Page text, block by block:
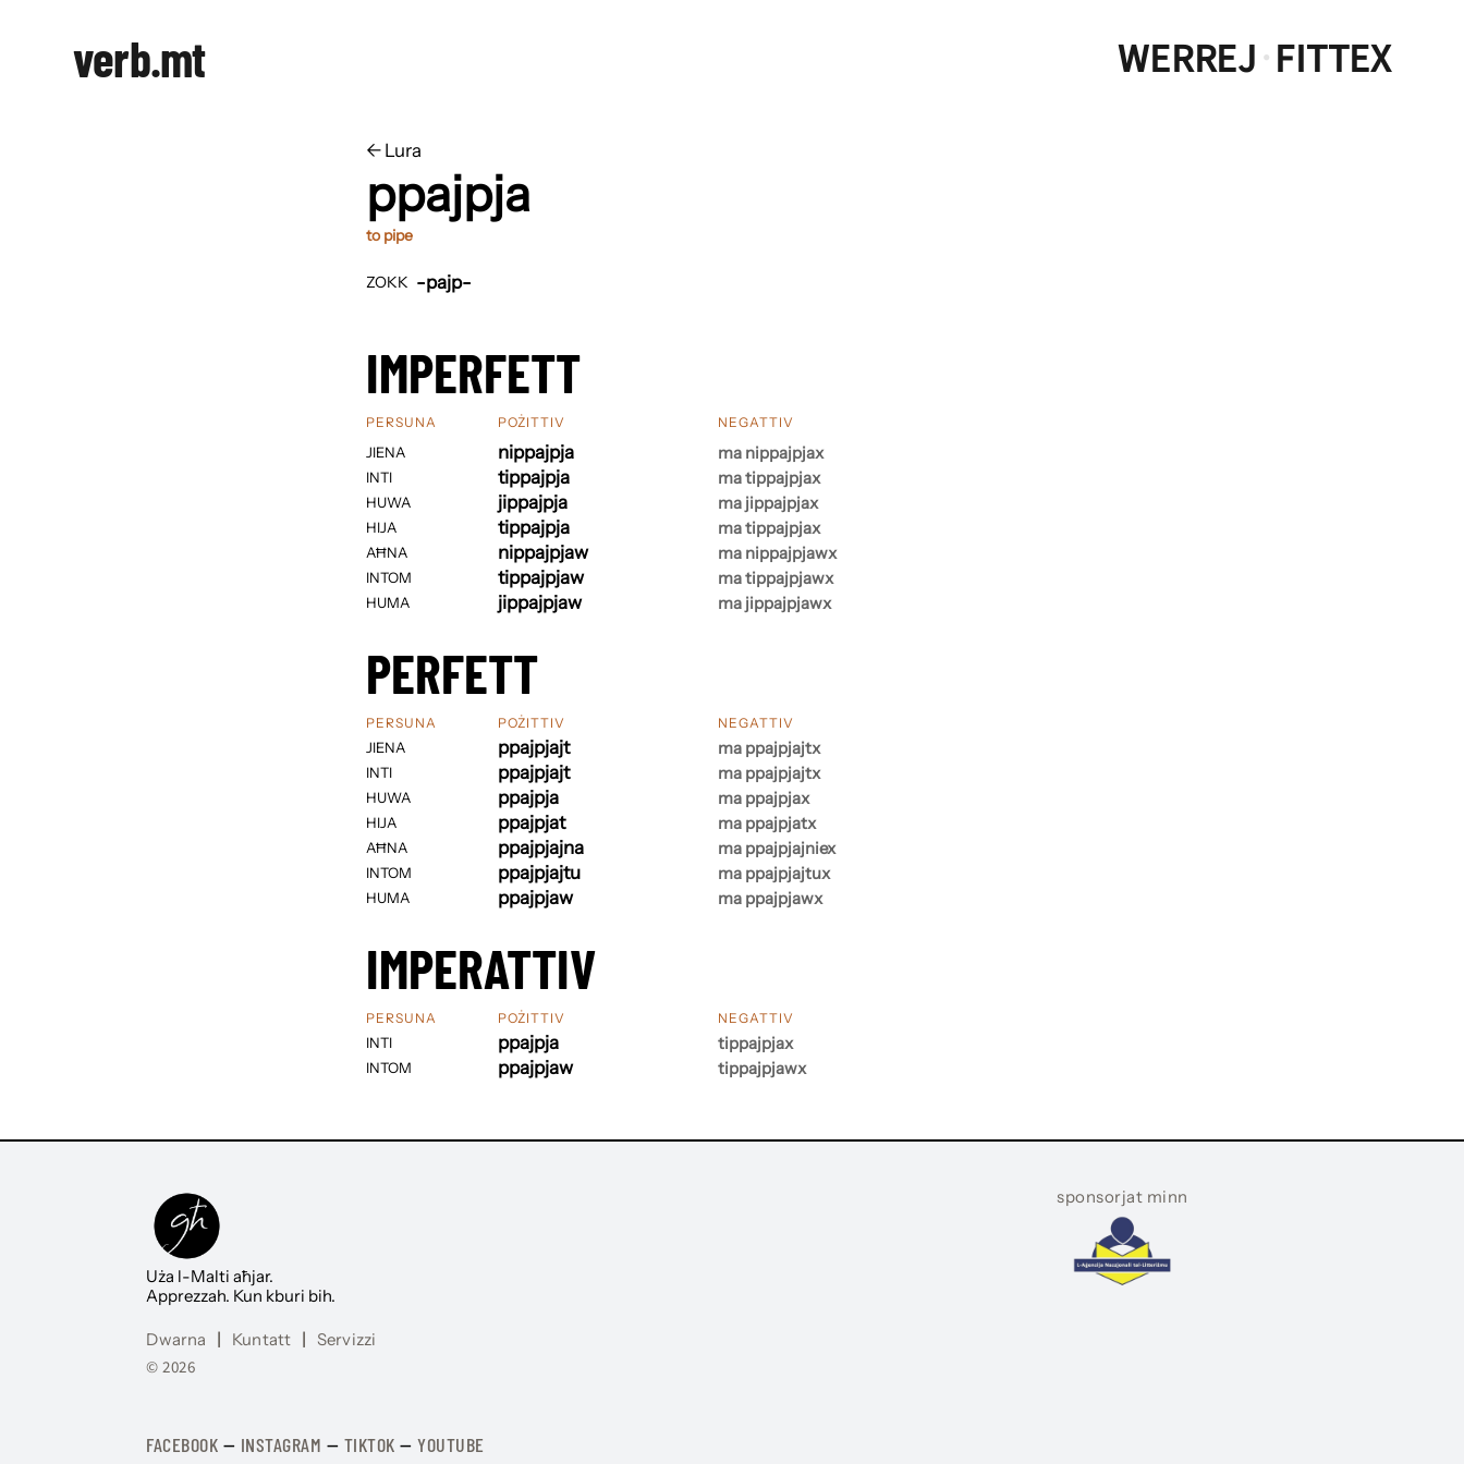
verb.mt WERREJ·FITTEX
← ​​Lura
ppajpja
to pipe
ZOKK -pajp-
IMPERFETT
PERSUNA
JIENA
INTI
HUWA
HIJA
AĦNA
INTOM
HUMA
POŻITTIV
nippajpja
tippajpja
jippajpja
tippajpja
nippajpjaw
tippajpjaw
jippajpjaw
NEGATTIV
ma nippajpjax
ma tippajpjax
ma jippajpjax
ma tippajpjax
ma nippajpjawx
ma tippajpjawx
ma jippajpjawx
PERFETT
PERSUNA
JIENA
INTI
HUWA
HIJA
AĦNA
INTOM
HUMA
POŻITTIV
ppajpjajt
ppajpjajt
ppajpja
ppajpjat
ppajpjajna
ppajpjajtu
ppajpjaw
NEGATTIV
ma ppajpjajtx
ma ppajpjajtx
ma ppajpjax
ma ppajpjatx
ma ppajpjajniex
ma ppajpjajtux
ma ppajpjawx
IMPERATTIV
PERSUNA
INTI
INTOM
POŻITTIV
ppajpja
ppajpjaw
NEGATTIV
tippajpjax
tippajpjawx
Uża l-Malti aħjar.
Apprezzah. Kun kburi bih.
Dwarna | Kuntatt | Servizzi
© 2026
FACEBOOK — INSTAGRAM — TIKTOK — YOUTUBE
sponsorjat minn